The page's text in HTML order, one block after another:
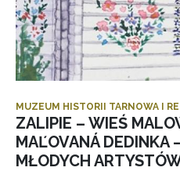
MUZEUM HISTORII TARNOWA I
ZALIPIE – WIEŚ
MAĽOVANÁ DEDINKA
MŁODYCH